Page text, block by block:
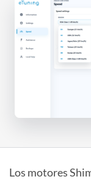
Los motores